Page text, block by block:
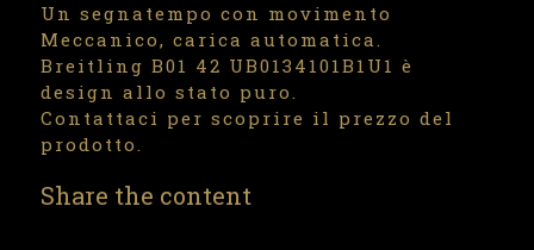
Un segnatempo con movimento
Meccanico, carica automatica.
Breitling B01 42 UB0134101B1U1 è
design allo stato puro.
Contattaci per scoprire il prezzo del
prodotto.
Share the content